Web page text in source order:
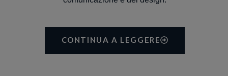
CONTINUA A LEGGERE